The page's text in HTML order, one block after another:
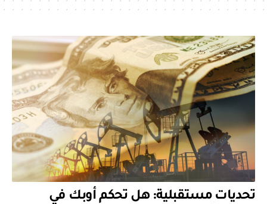
تحديات مستقبلية: هل تحكم أوبك في